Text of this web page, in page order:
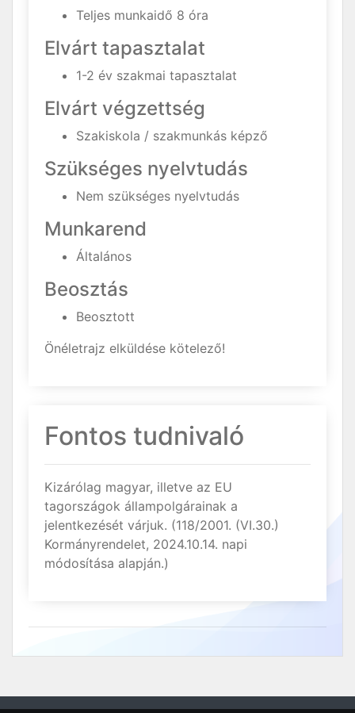
Teljes munkaidő 8 óra
Elvárt tapasztalat
1-2 év szakmai tapasztalat
Elvárt végzettség
Szakiskola / szakmunkás képző
Szükséges nyelvtudás
Nem szükséges nyelvtudás
Munkarend
Általános
Beosztás
Beosztott
Önéletrajz elküldése kötelező!
Fontos tudnivaló
Kizárólag magyar, illetve az EU
tagországok állampolgárainak a
jelentkezését várjuk. (118/2001. (VI.30.)
Kormányrendelet, 2024.10.14. napi
módosítása alapján.)